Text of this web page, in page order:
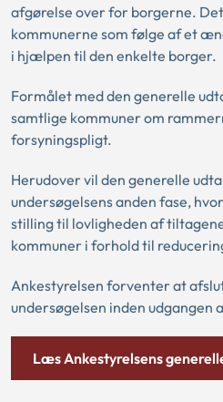
afgørelse over for borgerne.
kommunerne som følge af et
i hjælpen til den enkelte borger.
Formålet med den generelle
samtlige kommuner om
forsyningspligt.
Herudover vil den generelle
undersøgelsens anden fase,
stilling til lovligheden af
kommuner i forhold til
Ankestyrelsen forventer at
undersøgelsen inden udgangen
Læs Ankestyrelsens